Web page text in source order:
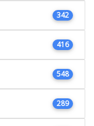
342
416
548
289